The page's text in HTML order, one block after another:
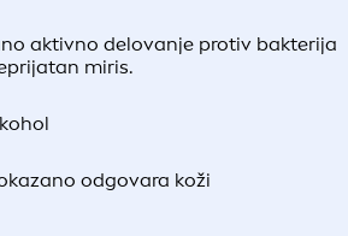
aktivno delovanje protiv bakterija
miris.
odgovara koži